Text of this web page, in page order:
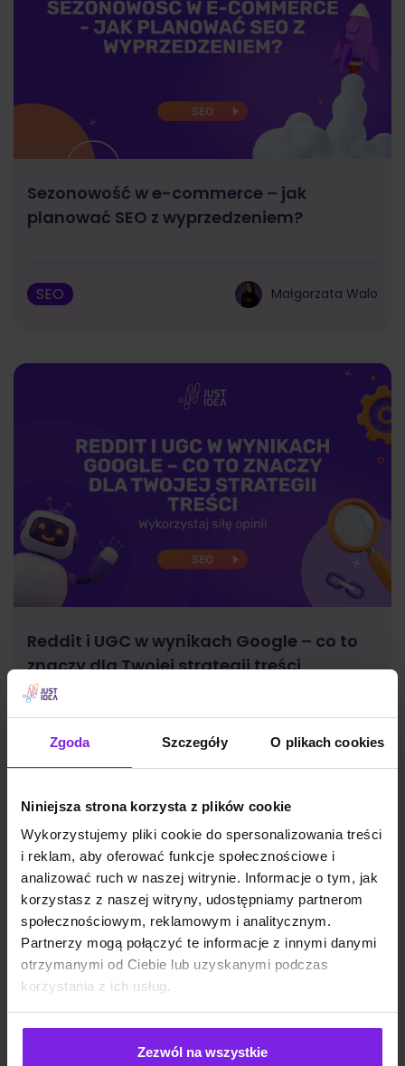
Zgoda Szczegóły O plikach cookies
Niniejsza strona korzysta z plików cookie
Wykorzystujemy pliki cookie do spersonalizowania treści
i reklam, aby oferować funkcje społecznościowe i
analizować ruch w naszej witrynie. Informacje o tym, jak
korzystasz z naszej witryny, udostępniamy partnerom
społecznościowym, reklamowym i analitycznym.
Partnerzy mogą połączyć te informacje z innymi danymi
otrzymanymi od Ciebie lub uzyskanymi podczas
korzystania z ich usług.
Zezwól na wszystkie
Sezonowość w e-commerce – jak
planować SEO z wyprzedzeniem?
SEO Małgorzata Walo
Reddit i UGC w wynikach Google – co to
znaczy dla Twojej strategii treści
SEO Małgorzata Walo